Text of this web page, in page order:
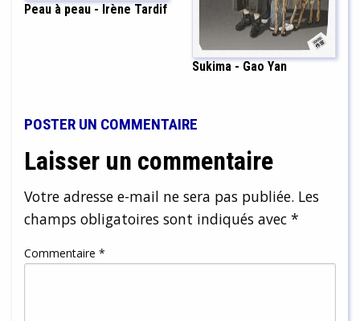
Peau à peau - Irène Tardif
Sukima - Gao Yan
POSTER UN COMMENTAIRE
Laisser un commentaire
Votre adresse e-mail ne sera pas publiée. Les
champs obligatoires sont indiqués avec *
Commentaire *